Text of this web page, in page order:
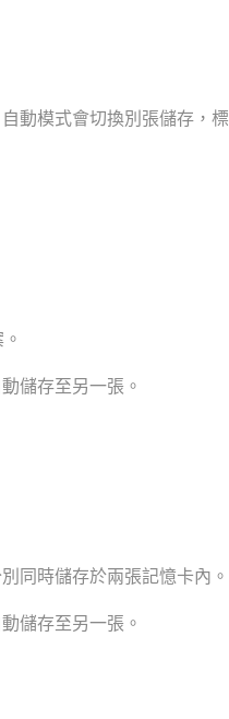
動模式會切換別張儲存，標
儲存至另一張。
同時儲存於兩張記憶卡內。
儲存至另一張。